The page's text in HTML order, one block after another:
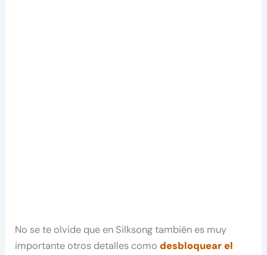
No se te olvide que en Silksong también es muy
importante otros detalles comodesbloquear el